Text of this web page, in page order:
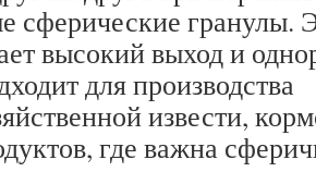
сферические гранулы.
высокий выход и
для производства
извести,
где важна